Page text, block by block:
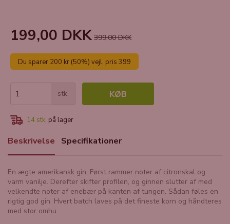
199,00 DKK 399,00 DKK
Du sparer 200 kr (50%) vejl. pris 399
stk. KØB
14 stk. på lager
Beskrivelse Specifikationer
En ægte amerikansk gin. Først rammer noter af citronskal og
varm vanilje. Derefter skifter profilen, og ginnen slutter af med
velkendte noter af enebær på kanten af tungen. Sådan føles en
rigtig god gin. Hvert batch laves på det fineste korn og håndteres
med stor omhu.